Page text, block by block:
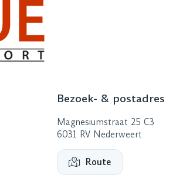
Bezoek- & postadres
Magnesiumstraat 25 C3
6031 RV Nederweert
Route